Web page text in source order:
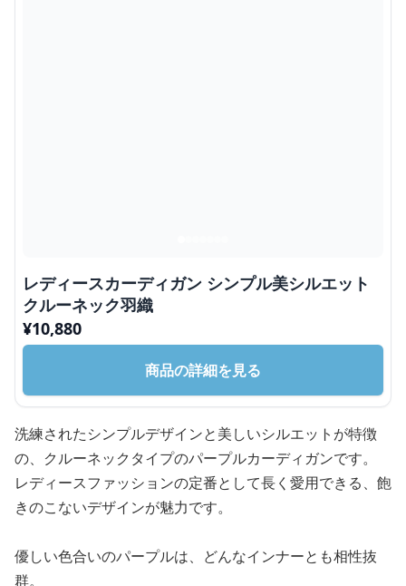
レディースカーディガン シンプル美シルエット
クルーネック羽織
¥10,880
商品の詳細を見る
洗練されたシンプルデザインと美しいシルエットが特徴
の、クルーネックタイプのパープルカーディガンです。
レディースファッションの定番として長く愛用できる、飽
きのこないデザインが魅力です。
優しい色合いのパープルは、どんなインナーとも相性抜
群。